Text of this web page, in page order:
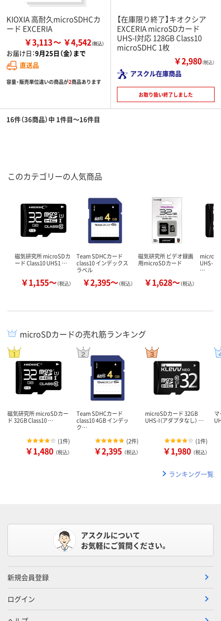
KIOXIA 高耐久microSDHCカ
ード EXCERIA
￥3,113 ￥4,542
お届け日：9月25日（金）まで
直送品
容量・販売単位違いの商品が2商品あります
【在庫限り終了】キオクシア
EXCERIA microSDカード
UHS-I対応 128GB Class10
microSDHC 1枚
￥2,980（税込）
アスクル在庫商品
お取り扱い終了しました
16件（36商品）中 1件目～16件目
このカテゴリーの人気商品
磁気研究所 microSDカ
ード Class10 UHS1 …
￥1,155～（税込）
Team SDHCカード
class10 インデックス
ラベル
￥2,395～（税込）
磁気研究所 ビデオ録画
用microSDカード
￥1,628～（税込）
UHS-I（
…
microSDカードの売れ筋ランキング
磁気研究所 microSDカー
ド 32GB Class10 …
(1件)
￥1,480 （税込）
Team SDHCカード
class10 4GB インデッ
ク…
(2件)
￥2,395 （税込）
microSDカード 32GB
UHS-I（アダプタなし） …
(1件)
￥1,980 （税込）
ランキング一覧
アスクルについて
お気軽にご質問ください。
新規会員登録
ログイン